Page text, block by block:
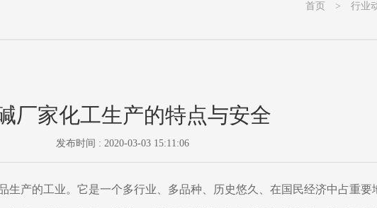
首页 > 行业
厂家化工生产的特点与安全
发布时间 : 2020-03-03 15:11:06
产的工业。它是一个多行业、多品种、历史悠久、在国民经济中占重要